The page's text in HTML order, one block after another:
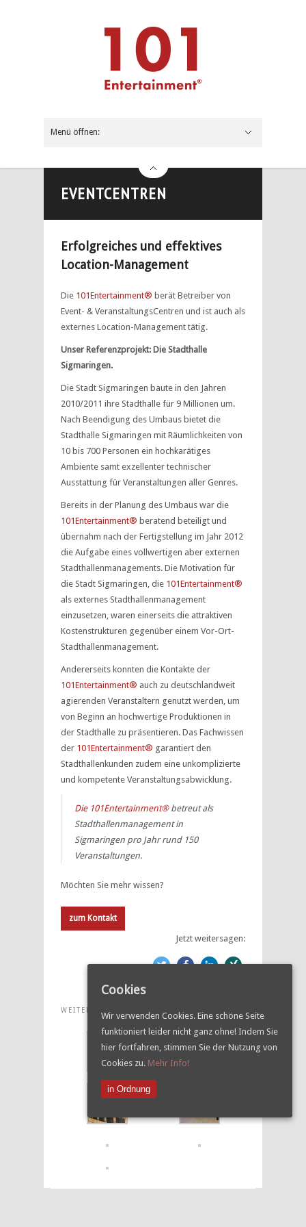
Menü öffnen:
EVENTCENTREN
Erfolgreiches und effektives
Location-Management
Die 101Entertainment® berät Betreiber von
Event- & VeranstaltungsCentren und ist auch als
externes Location-Management tätig.
Unser Referenzprojekt: Die Stadthalle
Sigmaringen.
Die Stadt Sigmaringen baute in den Jahren
2010/2011 ihre Stadthalle für 9 Millionen um.
Nach Beendigung des Umbaus bietet die
Stadthalle Sigmaringen mit Räumlichkeiten von
10 bis 700 Personen ein hochkarätiges
Ambiente samt exzellenter technischer
Ausstattung für Veranstaltungen aller Genres.
Bereits in der Planung des Umbaus war die
101Entertainment® beratend beteiligt und
übernahm nach der Fertigstellung im Jahr 2012
die Aufgabe eines vollwertigen aber externen
Stadthallenmanagements. Die Motivation für
die Stadt Sigmaringen, die 101Entertainment®
als externes Stadthallenmanagement
einzusetzen, waren einerseits die attraktiven
Kostenstrukturen gegenüber einem Vor-Ort-
Stadthallenmanagement.
Andererseits konnten die Kontakte der
101Entertainment® auch zu deutschlandweit
agierenden Veranstaltern genutzt werden, um
von Beginn an hochwertige Produktionen in
der Stadthalle zu präsentieren. Das Fachwissen
der 101Entertainment® garantiert den
Stadthallenkunden zudem eine unkomplizierte
und kompetente Veranstaltungsabwicklung.
Die 101Entertainment®betreut als
Stadthallenmanagement in
Sigmaringen pro Jahr rund 150
Veranstaltungen.
Möchten Sie mehr wissen?
zum Kontakt
Jetzt weitersagen:
WEITERE BILDER
Cookies
Wir verwenden Cookies. Eine schöne Seite
funktioniert leider nicht ganz ohne! Indem Sie
hier fortfahren, stimmen Sie der Nutzung von
Cookies zu. Mehr Info!
in Ordnung